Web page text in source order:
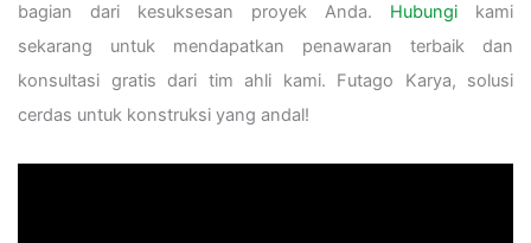
bagian dari kesuksesan proyek Anda. Hubungi kami
sekarang untuk mendapatkan penawaran terbaik dan
konsultasi gratis dari tim ahli kami. Futago Karya, solusi
cerdas untuk konstruksi yang andal!